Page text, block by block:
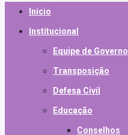
Inicio
Institucional
Equipe de Governo
Transposição
Defesa Civil
Educação
Conselhos